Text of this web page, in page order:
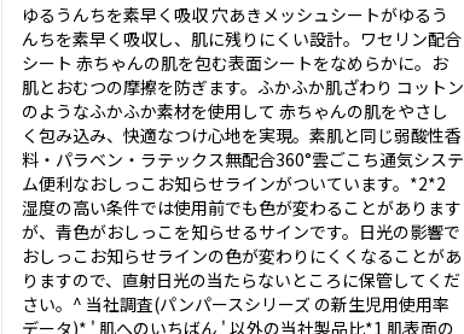
ゆるうんちを素早く吸収 穴あきメッシュシートがゆるう
んちを素早く吸収し、肌に残りにくい設計。ワセリン配合
シート 赤ちゃんの肌を包む表面シートをなめらかに。お
肌とおむつの摩擦を防ぎます。ふかふか肌ざわり コットン
のようなふかふか素材を使用して 赤ちゃんの肌をやさし
く包み込み、快適なつけ心地を実現。素肌と同じ弱酸性香
料・パラベン・ラテックス無配合360°雲ごこち通気システ
ム便利なおしっこお知らせラインがついています。*2*2
湿度の高い条件では使用前でも色が変わることがあります
が、青色がおしっこを知らせるサインです。日光の影響で
おしっこお知らせラインの色が変わりにくくなることがあ
りますので、直射日光の当たらないところに保管してくだ
さい。^ 当社調査(パンパースシリーズ の新生児用使用率
データ)* ' 肌へのいちばん ' 以外の当社製品比*1 肌表面の